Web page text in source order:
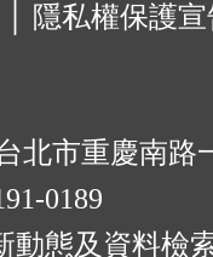
隱私權保護
北市重慶南路
0189
動態及資料檢